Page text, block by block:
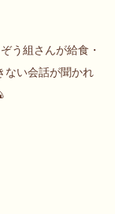
う組さんが給食・
ない会話が聞かれ